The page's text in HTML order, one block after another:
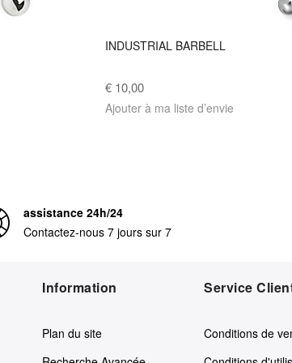
INDUSTRIAL BARBELL
€ 10,00
Ajouter à ma liste d’envie
assistance 24h/24
Contactez-nous 7 jours sur 7
Information
Plan du site
Service
Conditions de